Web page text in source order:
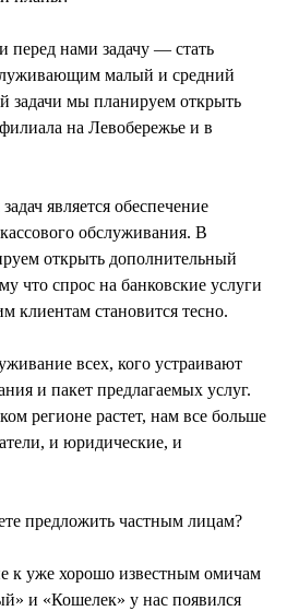
нами задачу — стать
малый и средний
задачи мы планируем открыть
на Левобережье и в
является обеспечение
обслуживания. В
открыть дополнительный
что спрос на банковские услуги
клиентам становится тесно.
всех, кого устраивают
и пакет предлагаемых услуг.
регионе растет, нам все больше
и юридические, и
предложить частным лицам?
к уже хорошо известным омичам
и «Кошелек» у нас появился